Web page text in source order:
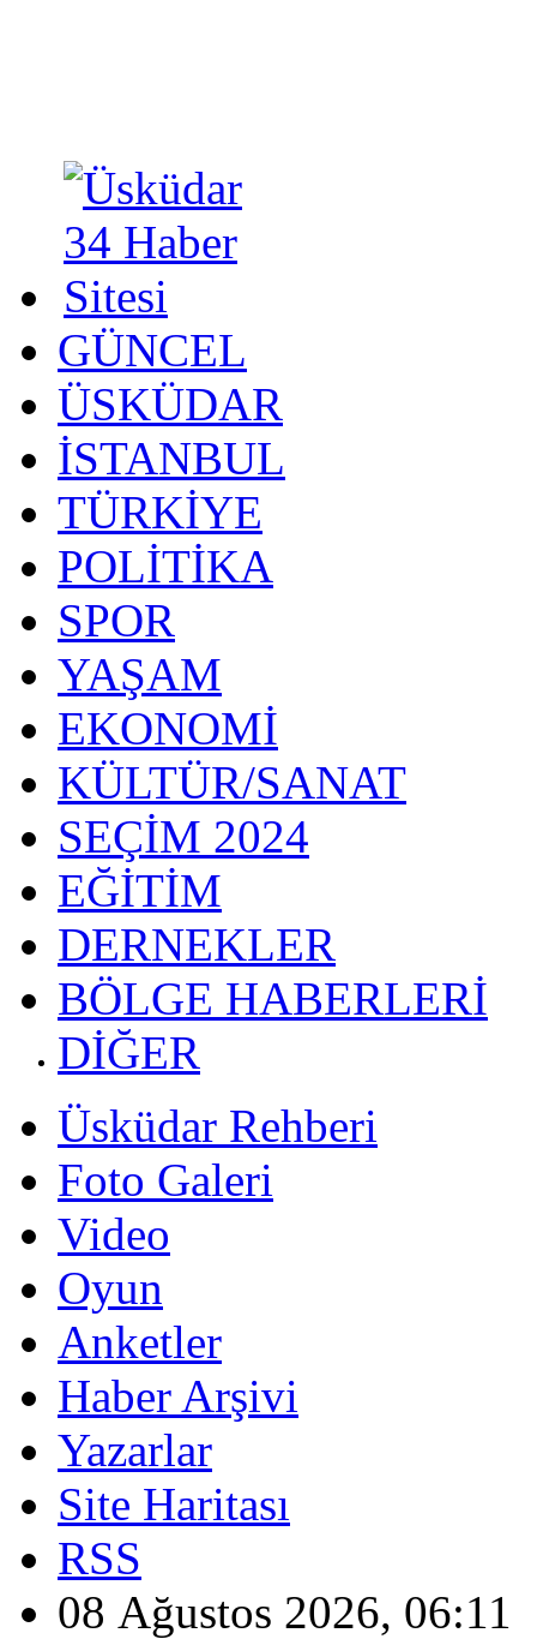
GÜNCEL
ÜSKÜDAR
İSTANBUL
TÜRKİYE
POLİTİKA
SPOR
YAŞAM
EKONOMİ
KÜLTÜR/SANAT
SEÇİM 2024
EĞİTİM
DERNEKLER
BÖLGE HABERLERİ
DİĞER
Üsküdar Rehberi
Foto Galeri
Video
Oyun
Anketler
Haber Arşivi
Yazarlar
Site Haritası
RSS
08 Ağustos 2026, 06:11